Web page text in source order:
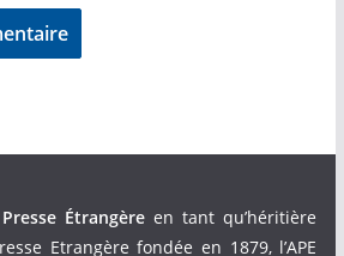
Étrangèreen tant qu’héritière
Etrangère fondée en 1879, l’APE